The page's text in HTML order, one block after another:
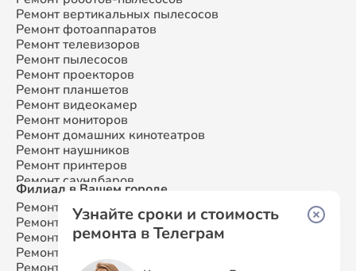
Ремонт атс
Ремонт сплит-систем
Ремонт вертикальных пылесосов
Ремонт фотоаппаратов
Ремонт телевизоров
Ремонт пылесосов
Ремонт проекторов
Ремонт планшетов
Ремонт видеокамер
Ремонт мониторов
Ремонт домашних кинотеатров
Ремонт наушников
Ремонт принтеров
Ремонт саундбаров
Ремонт VR систем
Ремонт сабвуферов
Ремонт посудомоечных машин
Филиал в Вашем городе
Ремонт SamsungМосква
Ремонт SamsungСанкт-Петербург
Ремонт SamsungКраснодар
Ремонт Samsung
Ремонт Samsung Нижний Новгород
Узнайте сроки и стоимость
ремонта в Телеграм